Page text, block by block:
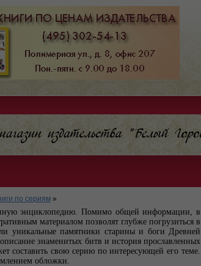
по сериям »
энциклопедию. Помимо общей информации, в
материалом позволят глубже погрузиться в
уникальные памятники старины и боги Древней
знаменитых битв и история прославленных
составить свою серию по интересующей его теме.
обложки.